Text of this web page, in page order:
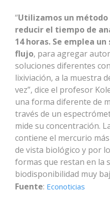
“Utilizamos un
reducir el tiempo de
14 horas. Se emplea
flujo, para agregar
soluciones diferentes
lixiviación, a la muestra
vez”, dice el profesor
una forma diferente de
través de un
mide su concentración.
contiene el mercurio
de vista biológico y por
formas que restan en la
biodisponibilidad muy
Fuente: Econoticias